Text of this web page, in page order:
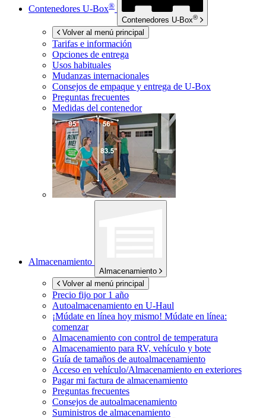
Contenedores U-Box®
Contenedores U-Box®
Volver al menú principal
Tarifas e información
Opciones de entrega
Usos habituales
Mudanzas internacionales
Consejos de empaque y entrega de U-Box
Preguntas frecuentes
Medidas del contenedor
Almacenamiento
Almacenamiento
Volver al menú principal
Precio fijo por 1 año
Autoalmacenamiento en U-Haul
¡Múdate en línea hoy mismo! Múdate en línea:
comenzar
Almacenamiento con control de temperatura
Almacenamiento para RV, vehículo y bote
Guía de tamaños de autoalmacenamiento
Acceso en vehículo/Almacenamiento en exteriores
Pagar mi factura de almacenamiento
Preguntas frecuentes
Consejos de autoalmacenamiento
Suministros de almacenamiento